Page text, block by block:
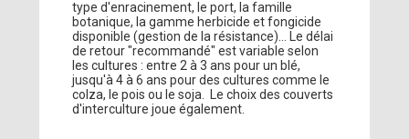
type d'enracinement, le port, la famille
botanique, la gamme herbicide et fongicide
disponible (gestion de la résistance)... Le délai
de retour "recommandé" est variable selon
les cultures : entre 2 à 3 ans pour un blé,
jusqu'à 4 à 6 ans pour des cultures comme le
colza, le pois ou le soja. Le choix des couverts
d'interculture joue également.